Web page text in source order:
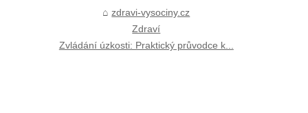
zdravi-vysociny.cz
Zdraví
Zvládání úzkosti: Praktický průvodce k...